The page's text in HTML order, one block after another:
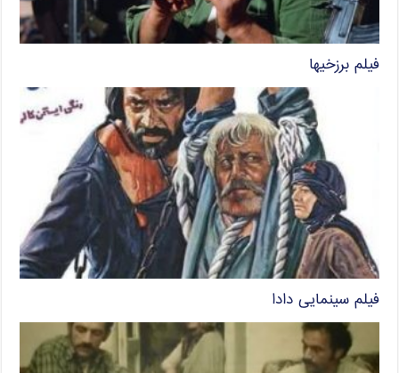
فیلم برزخیها
فیلم سینمایی دادا